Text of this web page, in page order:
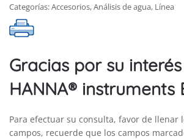
y
HI96,
4
cantidad
Categorías:Accesorios,Análisis de agua, Línea
Gracias por su
HANNA® instruments
Para efectuar su consulta, favor de llenar
campos, recuerde que los campos